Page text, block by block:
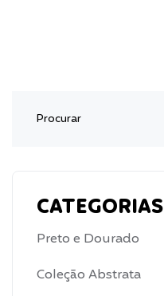
CATEGORIAS
Preto e Dourado
Coleção Abstrata